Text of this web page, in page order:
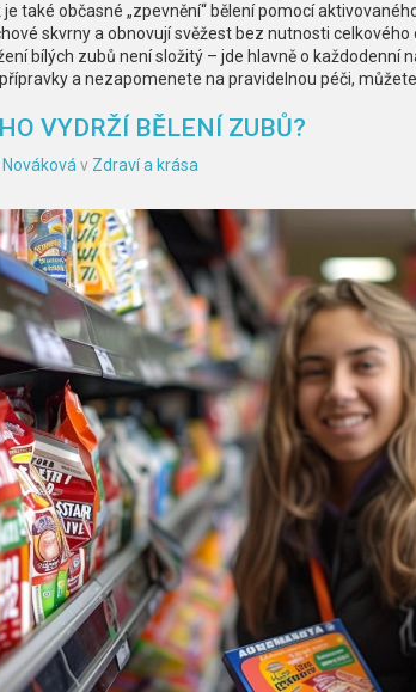
také občasné „zpevnění“ bělení pomocí
skvrny a obnovují svěžest bez nutnosti celkového
bílých zubů není složitý – jde hlavně o každodenní
a nezapomenete na pravidelnou péči,
VYDRŽÍ BĚLENÍ ZUBŮ?
Nováková v Zdraví a krása